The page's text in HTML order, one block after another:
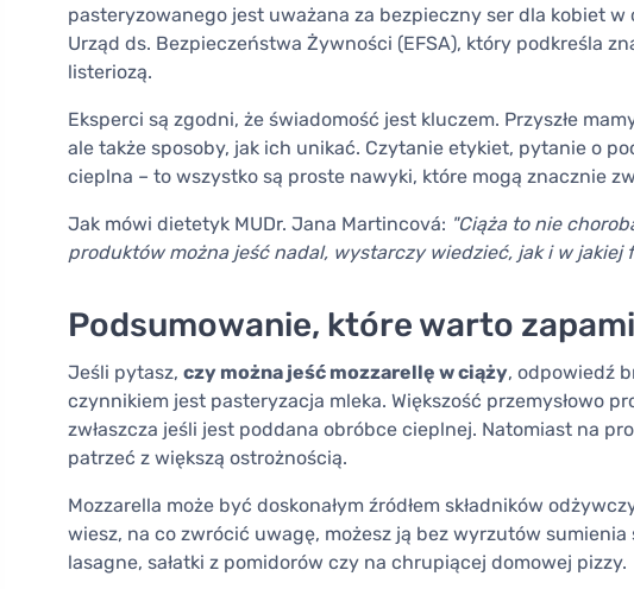
pasteryzowanego jest uważana za bezpieczny ser dla kobiet
Urząd ds. Bezpieczeństwa Żywności (EFSA), który podkreśla
listeriozą.
Eksperci są zgodni, że świadomość jest kluczem. Przyszłe
ale także sposoby, jak ich unikać. Czytanie etykiet, pytanie o
cieplna – to wszystko są proste nawyki, które mogą znacznie
Jak mówi dietetyk MUDr. Jana Martincová: "Ciąża to nie
produktów można jeść nadal, wystarczy wiedzieć, jak i w jakiej
Podsumowanie, które warto
Jeśli pytasz, czy można jeść mozzarellę w ciąży, odpowiedź
czynnikiem jest pasteryzacja mleka. Większość przemysłowo
zwłaszcza jeśli jest poddana obróbce cieplnej. Natomiast na
patrzeć z większą ostrożnością.
Mozzarella może być doskonałym źródłem składników
wiesz, na co zwrócić uwagę, możesz ją bez wyrzutów
lasagne, sałatki z pomidorów czy na chrupiącej domowej pizzy.